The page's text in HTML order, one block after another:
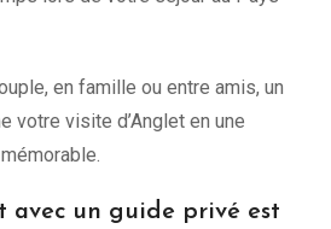
en famille ou entre amis, un
votre visite d’Anglet en une
avec un guide privé est